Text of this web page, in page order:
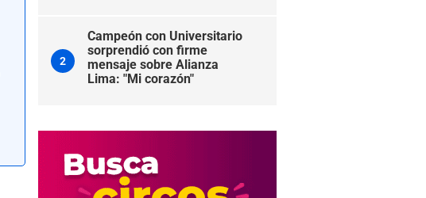
2
Campeón con Universitario
sorprendió con firme
mensaje sobre Alianza
Lima: "Mi corazón"